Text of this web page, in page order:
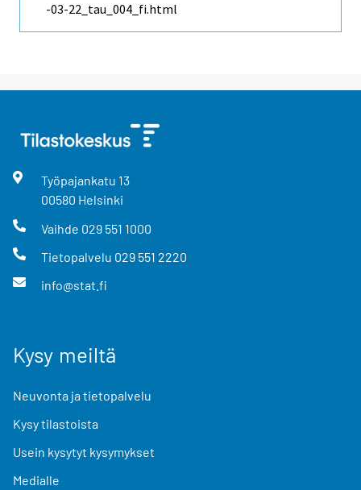
-03-22_tau_004_fi.html
Työpajankatu 13
00580 Helsinki
Vaihde 029 551 1000
Tietopalvelu 029 551 2220
info@stat.fi
Kysy meiltä
Neuvonta ja tietopalvelu
Kysy tilastoista
Usein kysytyt kysymykset
Medialle